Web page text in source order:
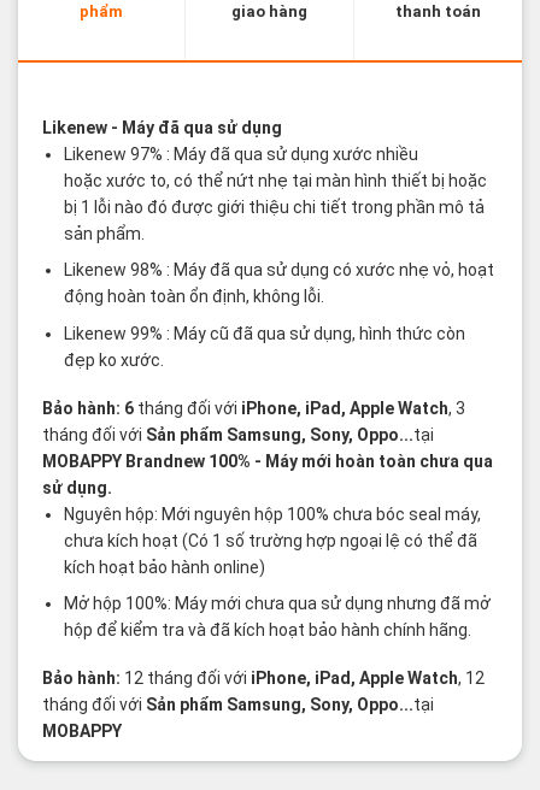
phẩm
giao hàng
thanh toán
Likenew- Máy đã qua sử dụng
Likenew 97% : Máy đã qua sử dụng xước nhiều
hoặc xước to, có thể nứt nhẹ tại màn hình thiết bị hoặc
bị 1 lỗi nào đó được giới thiệu chi tiết trong phần mô tả
sản phẩm.
Likenew 98% : Máy đã qua sử dụng có xước nhẹ vỏ, hoạt
động hoàn toàn ổn định, không lỗi.
Likenew 99% : Máy cũ đã qua sử dụng, hình thức còn
đẹp ko xước.
Bảo hành: 6 tháng đối với iPhone, iPad, Apple Watch, 3
tháng đối với Sản phẩm Samsung, Sony, Oppo...tại
MOBAPPY Brandnew 100% - Máy mới hoàn toàn chưa qua
sử dụng.
Nguyên hộp: Mới nguyên hộp 100% chưa bóc seal máy,
chưa kích hoạt (Có 1 số trường hợp ngoại lệ có thể đã
kích hoạt bảo hành online)
Mở hộp 100%: Máy mới chưa qua sử dụng nhưng đã mở
hộp để kiểm tra và đã kích hoạt bảo hành chính hãng.
Bảo hành: 12 tháng đối với iPhone, iPad, Apple Watch, 12
tháng đối với Sản phẩm Samsung, Sony, Oppo...tại
MOBAPPY